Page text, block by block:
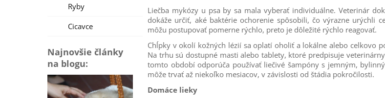
Ryby
Cicavce
Najnovšie články
na blogu:
Liečba mykózy u psa by sa mala vyberať individuálne. Veterinár
dokáže určiť, aké baktérie ochorenie spôsobili, čo výrazne urýchli
môžu postupovať pomerne rýchlo, preto je dôležité rýchlo reagovať.
Chĺpky v okolí kožných lézií sa oplatí oholiť a lokálne alebo celkovo
Na trhu sú dostupné masti alebo tablety, ktoré predpisuje
tomto období odporúča používať liečivé šampóny s jemným,
môže trvať až niekoľko mesiacov, v závislosti od štádia pokročilosti.
Domáce lieky